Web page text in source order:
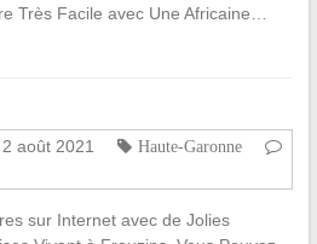
Très Facile avec Une Africaine…
2 août 2021
Haute-Garonne
sur Internet avec de Jolies